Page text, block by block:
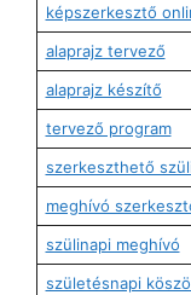
képszerkesztő
alaprajz tervező
alaprajz készítő
tervező program
szerkeszthető
meghívó
szülinapi meghívó
születésnapi